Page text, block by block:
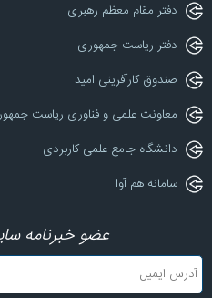
دفتر مقام معظم رهبری
دفتر ریاست جمهوری
صندوق کارآفرینی امید
معاونت علمی و فناوری ریاست
دانشگاه جامع علمی کاربردی
سامانه هم آوا
عضو خبرنامه